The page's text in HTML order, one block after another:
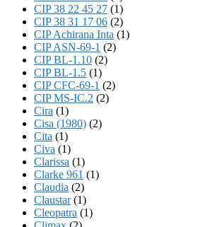
CIP 38 22 45 27 (1)
CIP 38 31 17 06 (2)
CIP Achirana Inta (1)
CIP ASN-69-1 (2)
CIP BL-1.10 (2)
CIP BL-1.5 (1)
CIP CFC-69-1 (2)
CIP MS-IC.2 (2)
Cira (1)
Cisa (1980) (2)
Cita (1)
Civa (1)
Clarissa (1)
Clarke 961 (1)
Claudia (2)
Claustar(1)
Cleopatra (1)